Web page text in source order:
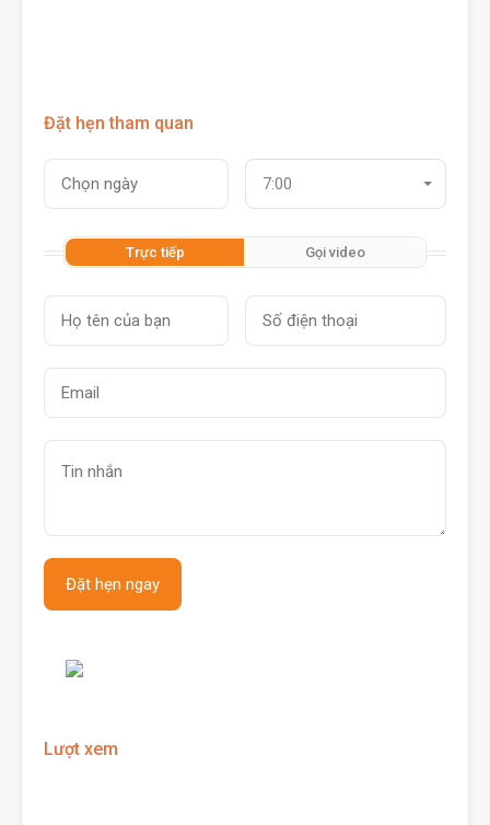
Đặt hẹn tham quan
7:00
Trực tiếp Gọi video
Lượt xem